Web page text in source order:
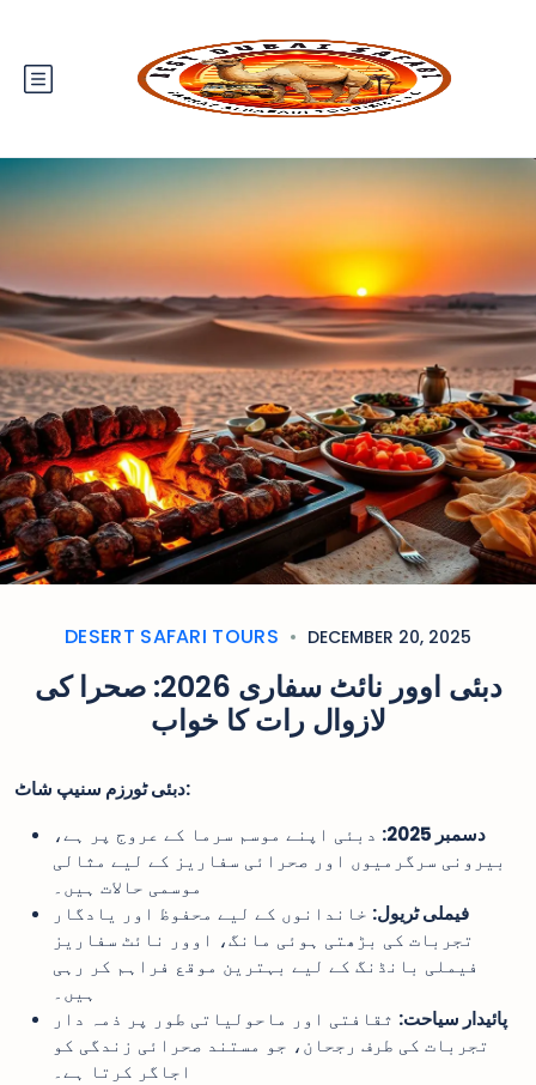
DESERT SAFARI TOURS DECEMBER 20, 2025
دبئی اوور نائٹ سفاری 2026: صحرا کی
لازوال رات کا خواب
دبئی ٹورزم سنیپ شاٹ:
دسمبر 2025:
دبئی اپنے موسم سرما کے عروج پر ہے،
بیرونی سرگرمیوں اور صحرائی سفاریز کے لیے مثالی
موسمی حالات ہیں۔
فیملی ٹریول: خاندانوں کے لیے محفوظ اور یادگار
تجربات کی بڑھتی ہوئی مانگ، اوور نائٹ سفاریز
فیملی بانڈنگ کے لیے بہترین موقع فراہم کر رہی
ہیں۔
پائیدار سیاحت: ثقافتی اور ماحولیاتی طور پر ذمہ دار
تجربات کی طرف رجحان، جو مستند صحرائی زندگی کو
اجاگر کرتا ہے۔